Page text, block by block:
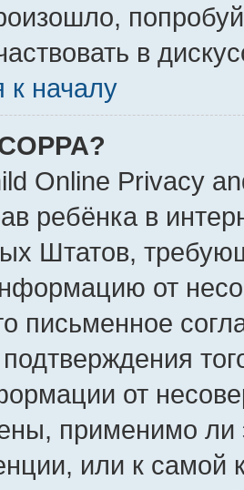
в
к началу
Online Privacy
ребёнка в
Штатов,
от
письменное
от
применимо ли
или к самой